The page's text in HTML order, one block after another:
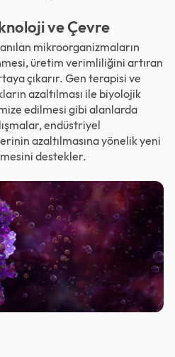
ve Çevre
mikroorganizmaların
üretim verimliliğini artıran
çıkarır. Gen terapisi ve
azaltılması ile biyolojik
edilmesi gibi alanlarda
endüstriyel
azaltılmasına yönelik yeni
destekler.